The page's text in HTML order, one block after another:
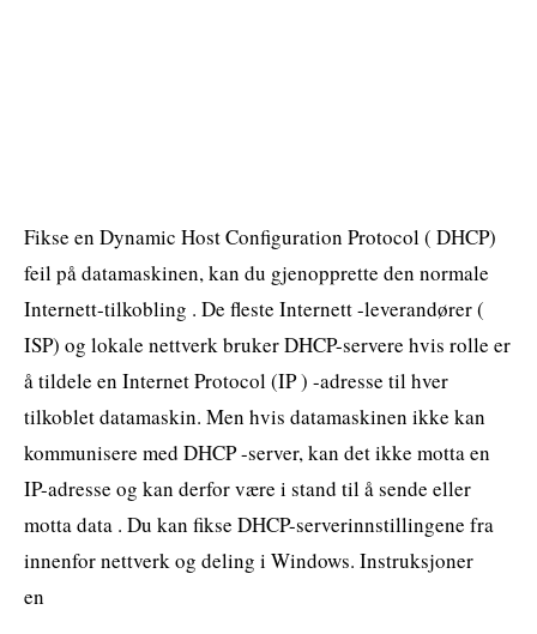
Fikse en Dynamic Host Configuration Protocol ( DHCP)
feil på datamaskinen, kan du gjenopprette den normale
Internett-tilkobling . De fleste Internett -leverandører (
ISP) og lokale nettverk bruker DHCP-servere hvis rolle er
å tildele en Internet Protocol (IP ) -adresse til hver
tilkoblet datamaskin. Men hvis datamaskinen ikke kan
kommunisere med DHCP -server, kan det ikke motta en
IP-adresse og kan derfor være i stand til å sende eller
motta data . Du kan fikse DHCP-serverinnstillingene fra
innenfor nettverk og deling i Windows. Instruksjoner
en